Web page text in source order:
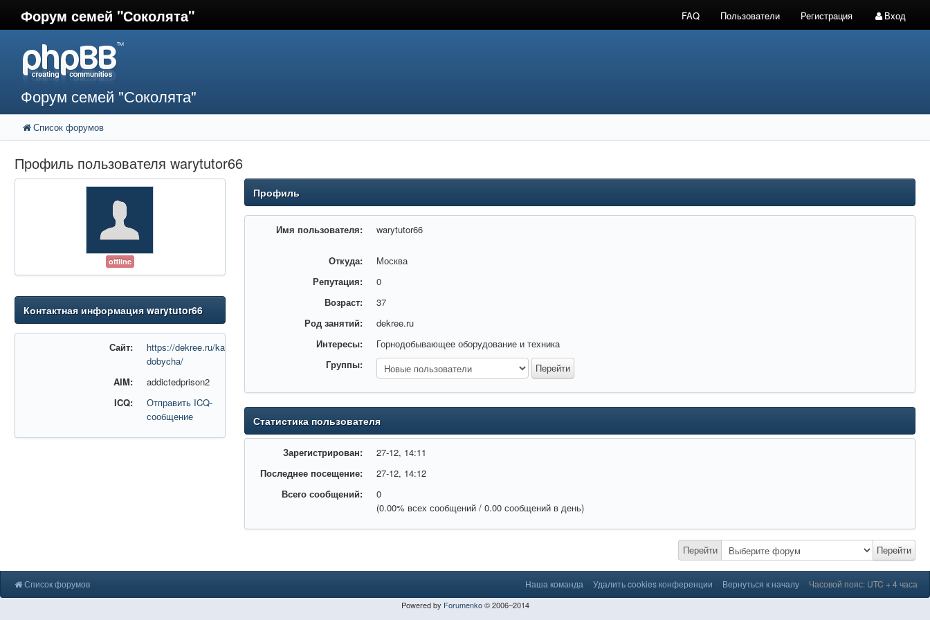
Форум семей "Соколята" FAQ Пользователи Регистрация Вход
Форум семей "Соколята"
Список форумов
Профиль пользователя warytutor66
offline
Контактная информация warytutor66
Сайт:
https://dekree.ru/katalog/podzemnaya-
dobycha/
AIM:
addictedprison2
ICQ:
Отправить ICQ-
сообщение
Профиль
Имя пользователя: warytutor66
Откуда:
Москва
Репутация:
0
Возраст:
37
Род занятий:
dekree.ru
Интересы:
Горнодобывающее оборудование и техника
Группы:
Статистика пользователя
Зарегистрирован:
27-12, 14:11
Последнее посещение:
27-12, 14:12
Всего сообщений:
0
(0.00% всех сообщений / 0.00 сообщений в день)
Перейти Перейти
Список форумов Наша команда Удалить cookies конференции Вернуться к началу Часовой пояс: UTC + 4 часа
Powered by Forumenko© 2006–2014